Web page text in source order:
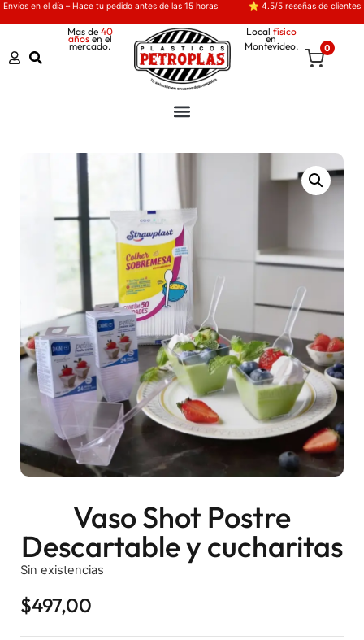
Envíos en el día – Hace tu pedido antes de las 15 horas ⭐ 4.5/5 reseñas de clientes
Mas de 40
añosen el
mercado.
Local físico
en
Montevideo. 0
Vaso Shot Postre
Descartable y cucharitas
Sin existencias
$497,00